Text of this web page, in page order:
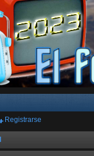
Registrarse